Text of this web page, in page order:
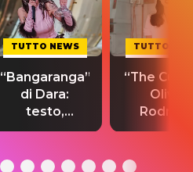
TUTTO NEWS
“Bangaranga”
di Dara:
testo,
traduzione e
del singolo
TUTTO
“The
Olivia
testo,